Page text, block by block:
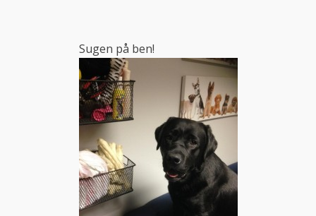
Sugen på ben!